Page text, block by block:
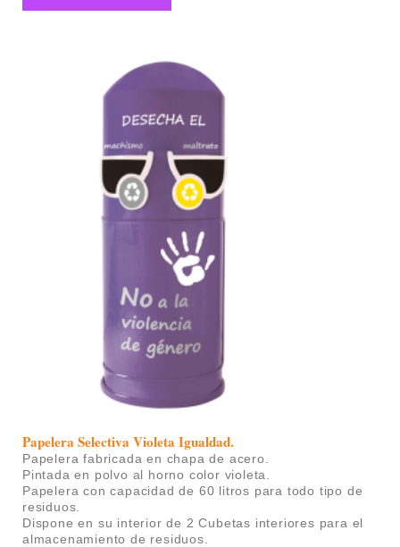
Papelera Selectiva Violeta Igualdad.
Papelera fabricada en chapa de acero.
Pintada en polvo al horno color violeta.
Papelera con capacidad de 60 litros para todo tipo de
residuos.
Dispone en su interior de 2Cubetas interiores para el
almacenamiento de residuos.